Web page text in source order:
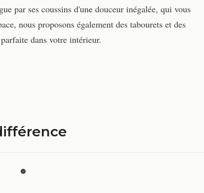
par ses coussins d'une douceur inégalée, qui vous
nous proposons également des tabourets et des
dans votre intérieur.